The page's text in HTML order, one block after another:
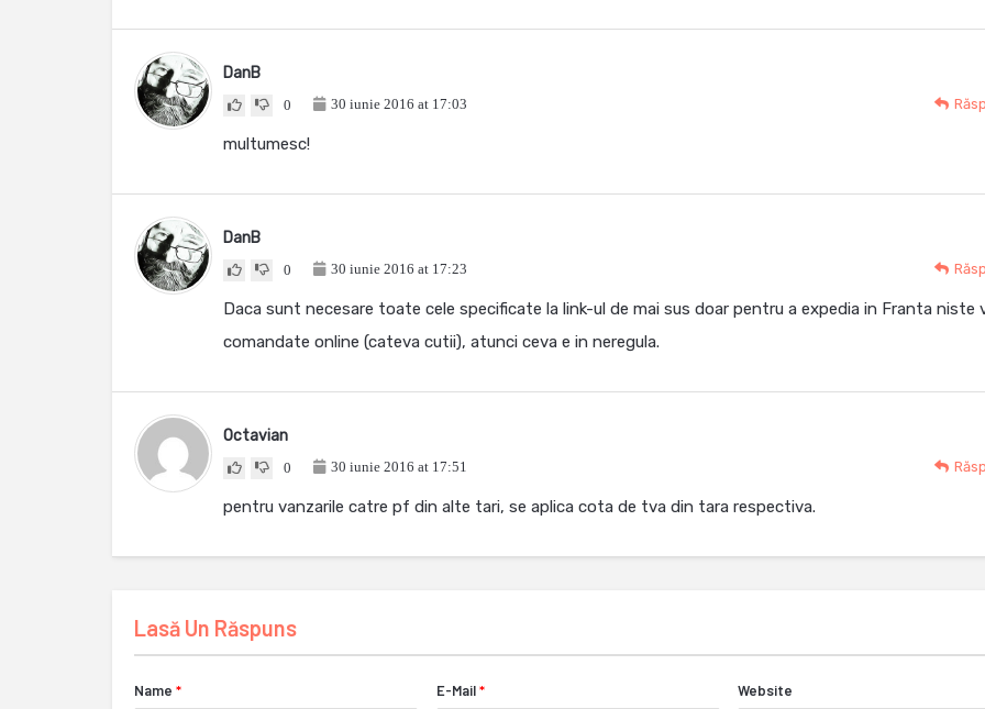
DanB
0 30 iunie 2016 at 17:03
multumesc!
DanB
0 30 iunie 2016 at 17:23
Daca sunt necesare toate cele specificate la link-ul de mai sus doar pentru a expedia in Franta niste
comandate online (cateva cutii), atunci ceva e in neregula.
Octavian
0 30 iunie 2016 at 17:51
pentru vanzarile catre pf din alte tari, se aplica cota de tva din tara respectiva.
Lasă Un Răspuns
Name * E-Mail * Website